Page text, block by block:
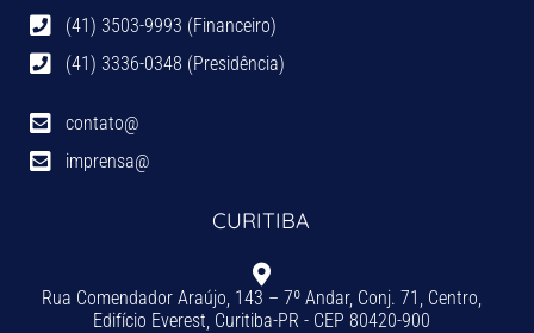
(41) 3503-9993 (Financeiro)
(41) 3336-0348 (Presidência)
contato@
imprensa@
CURITIBA
Rua Comendador Araújo, 143 – 7º Andar, Conj. 71, Centro,
Edifício Everest, Curitiba-PR - CEP 80420-900